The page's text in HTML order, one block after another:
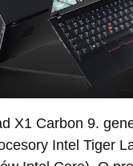
X1 Carbon 9.
Intel Tiger